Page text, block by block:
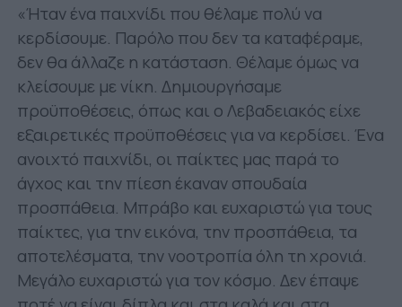
«Ήταν ένα παιχνίδι που θέλαμε πολύ να
κερδίσουμε. Παρόλο που δεν τα καταφέραμε,
δεν θα άλλαζε η κατάσταση. Θέλαμε όμως να
κλείσουμε με νίκη. Δημιουργήσαμε
προϋποθέσεις, όπως και ο Λεβαδειακός είχε
εξαιρετικές προϋποθέσεις για να κερδίσει. Ένα
ανοιχτό παιχνίδι, οι παίκτες μας παρά το
άγχος και την πίεση έκαναν σπουδαία
προσπάθεια. Μπράβο και ευχαριστώ για τους
παίκτες, για την εικόνα, την προσπάθεια, τα
αποτελέσματα, την νοοτροπία όλη τη χρονιά.
Μεγάλο ευχαριστώ για τον κόσμο. Δεν έπαψε